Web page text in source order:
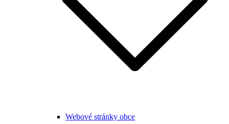
Webové stránky obce